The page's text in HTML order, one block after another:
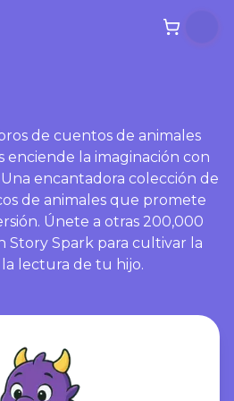
de cuentos de animales
enciende la imaginación con
encantadora colección de
de animales que promete
Únete a otras 200,000
Story Spark para cultivar la
lectura de tu hijo.